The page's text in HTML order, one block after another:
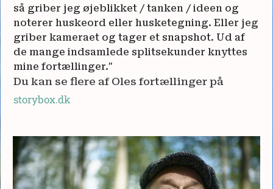
så griber jeg øjeblikket / tanken / ideen og
noterer huskeord eller husketegning. Eller jeg
griber kameraet og tager et snapshot. Ud af
de mange indsamlede splitsekunder knyttes
mine fortællinger."
Du kan se flere af Oles fortællinger på
storybox.dk